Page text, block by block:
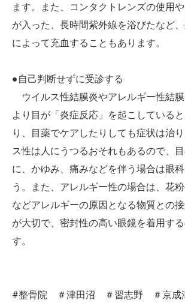
ます。また、コンタクトレンズの使用
が入った、長時間紫外線を浴びたなど
によって充血することもあります。
●自己判断せずに受診する
ウイルス性結膜炎やアレルギー性結
より目が「炎症反応」を起こしている
り、目薬でケアしたりしても症状は治
ス性は人にうつるおそれもあるので、
に、かゆみ、痛みなどを伴う場合は眼
う。また、アレルギー性の場合は、花
などアレルギーの原因となる物質との
が大切で、密封性の高い眼鏡を着用す
す。
#整骨院 ＃津田沼 ＃習志野 ＃京成